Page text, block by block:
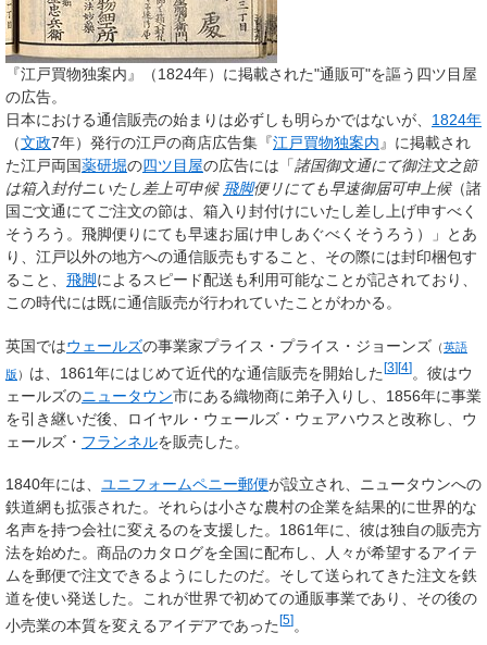
『江戸買物独案内』（1824年）に掲載された"通販可"を謳う四ツ目屋
の広告。
日本における通信販売の始まりは必ずしも明らかではないが、 1824年
（文政7年）発行の江戸の商店広告集『江戸買物独案内』に掲載され
た江戸両国薬研堀の四ツ目屋の広告には「諸国御文通にて御注文之節
は箱入封付ニいたし差上可申候 飛脚便リにても早速御届可申上候（諸
国ご文通にてご注文の節は、箱入り封付けにいたし差し上げ申すべく
そうろう。飛脚便りにても早速お届け申しあぐべくそうろう）」とあ
り、江戸以外の地方への通信販売もすること、その際には封印梱包す
ること、 飛脚によるスピード配送も利用可能なことが記されており、
この時代には既に通信販売が行われていたことがわかる。
英国ではウェールズの事業家プライス・プライス・ジョーンズ （英語
版 ） は、1861年にはじめて近代的な通信販売を開始した[3][4]。彼はウ
ェールズのニュータウン市にある織物商に弟子入りし、1856年に事業
を引き継いだ後、ロイヤル・ウェールズ・ウェアハウスと改称し、ウ
ェールズ・ フランネルを販売した。
1840年には、 ユニフォームペニー郵便が設立され、ニュータウンへの
鉄道網も拡張された。それらは小さな農村の企業を結果的に世界的な
名声を持つ会社に変えるのを支援した。1861年に、彼は独自の販売方
法を始めた。商品のカタログを全国に配布し、人々が希望するアイテ
ムを郵便で注文できるようにしたのだ。そして送られてきた注文を鉄
道を使い発送した。これが世界で初めての通販事業であり、その後の
小売業の本質を変えるアイデアであった [5] 。